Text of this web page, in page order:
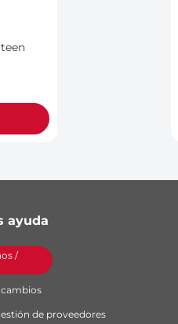
ayuda
/
de proveedores